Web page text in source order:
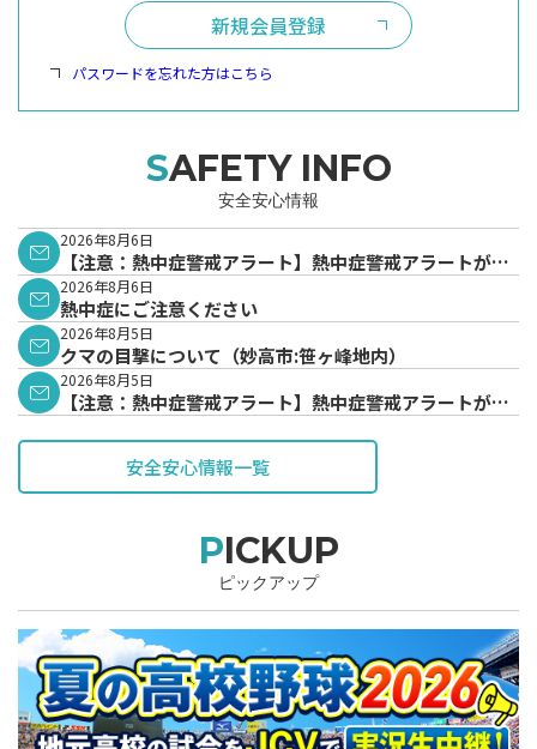
新規会員登録
パスワードを忘れた方はこちら
SAFETY INFO
安全安心情報
2026年8月6日
【注意：熱中症警戒アラート】熱中症警戒アラートが発
表されています。
2026年8月6日
熱中症にご注意ください
2026年8月5日
クマの目撃について（妙高市:笹ヶ峰地内）
2026年8月5日
【注意：熱中症警戒アラート】熱中症警戒アラートが発
安全安心情報一覧
PICKUP
ピックアップ